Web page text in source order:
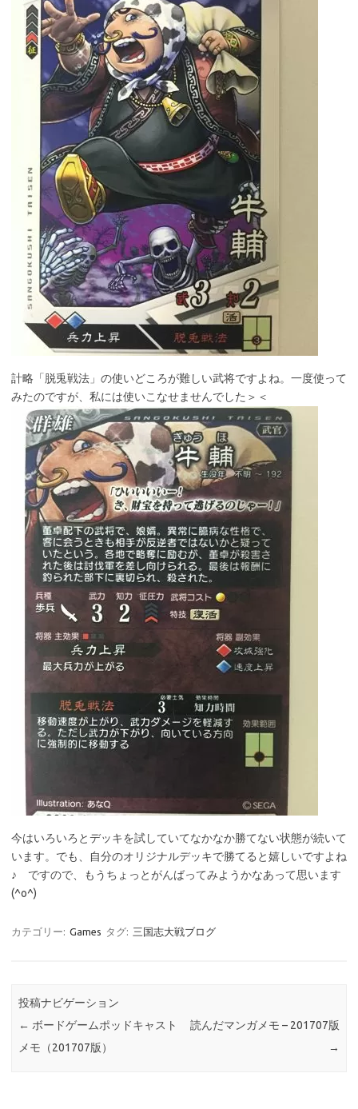
計略「脱兎戦法」の使いどころが難しい武将ですよね。一度使って
みたのですが、私には使いこなせませんでした＞＜
今はいろいろとデッキを試していてなかなか勝てない状態が続いて
います。でも、自分のオリジナルデッキで勝てると嬉しいですよね
♪ ですので、もうちょっとがんばってみようかなあって思います
(^o^)
カテゴリー: Games タグ: 三国志大戦ブログ
投稿ナビゲーション
← ボードゲームポッドキャスト
メモ（201707版）
読んだマンガメモ – 201707版
→